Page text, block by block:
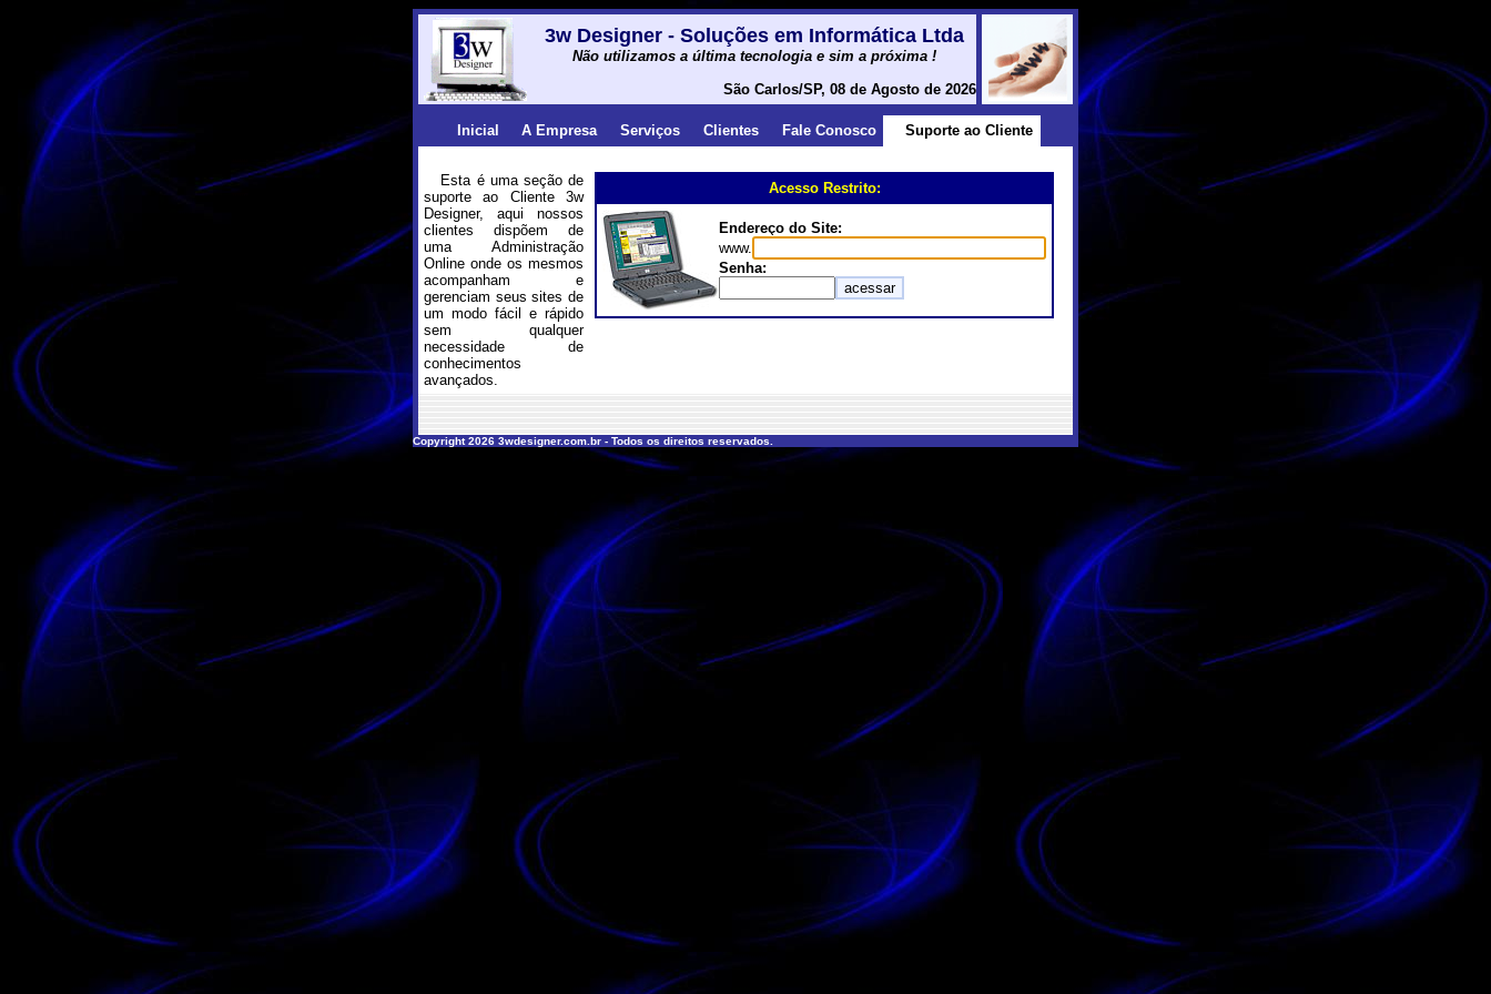
3w Designer - Soluções em Informática Ltda
Não utilizamos a última tecnologia e sim a próxima !
São Carlos/SP, 08 de Agosto de 2026
Inicial A Empresa Serviços Clientes Fale Conosco Suporte ao Cliente
Esta é uma seção de
suporte ao Cliente 3w
Designer, aqui nossos
clientes dispõem de
uma Administração
Online onde os mesmos
acompanham e
gerenciam seus sites de
um modo fácil e rápido
sem qualquer
necessidade de
conhecimentos
avançados.
Acesso Restrito:
Endereço do Site:
www.
Senha:
Copyright 2026 3wdesigner.com.br - Todos os direitos reservados.